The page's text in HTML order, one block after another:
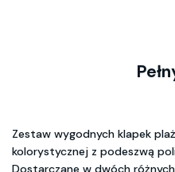
Zestaw wygodnych klapek
kolorystycznej z podeszwą